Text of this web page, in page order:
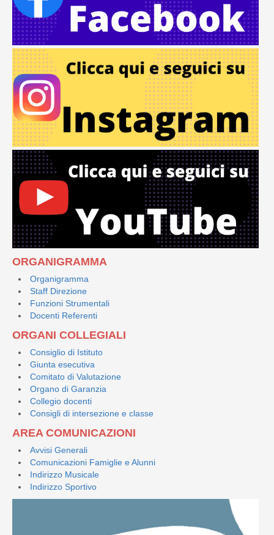
ORGANIGRAMMA
Organigramma
Staff Direzione
Funzioni Strumentali
Docenti Referenti
ORGANI COLLEGIALI
Consiglio di Istituto
Giunta esecutiva
Comitato di Valutazione
Organo di Garanzia
Collegio docenti
Consigli di intersezione e classe
AREA COMUNICAZIONI
Avvisi Generali
Comunicazioni Famiglie e Alunni
Indirizzo Musicale
Indirizzo Sportivo